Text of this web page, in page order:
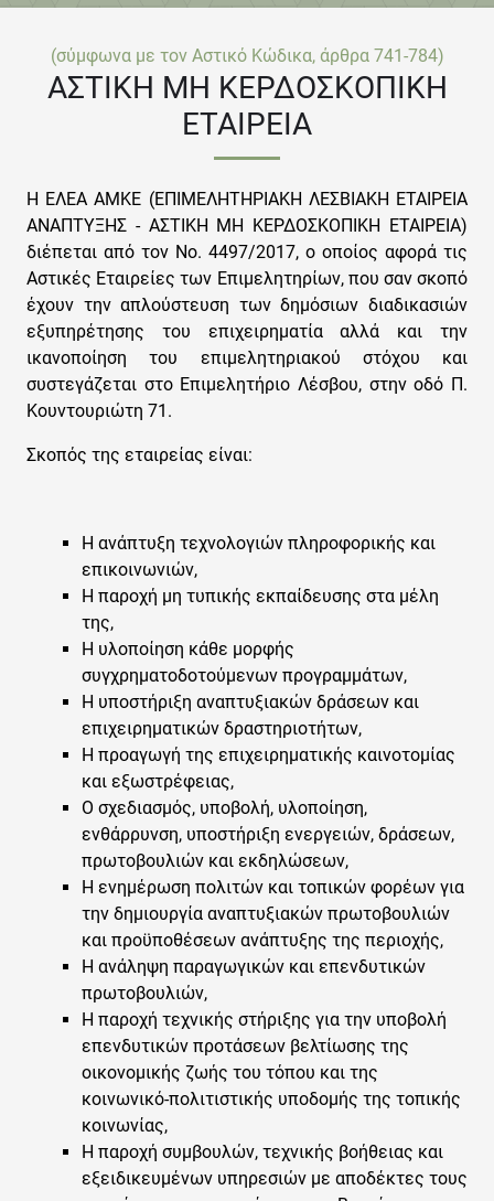
(σύμφωνα με τον Αστικό Κώδικα, άρθρα 741-784)
ΑΣΤΙΚΗ ΜΗ ΚΕΡΔΟΣΚΟΠΙΚΗ
ΕΤΑΙΡΕΙΑ
Η ΕΛΕΑ ΑΜΚΕ (ΕΠΙΜΕΛΗΤΗΡΙΑΚΗ ΛΕΣΒΙΑΚΗ ΕΤΑΙΡΕΙΑ
ΑΝΑΠΤΥΞΗΣ - ΑΣΤΙΚΗ ΜΗ ΚΕΡΔΟΣΚΟΠΙΚΗ ΕΤΑΙΡΕΙΑ)
διέπεται από τον Νο. 4497/2017, ο οποίος αφορά τις
Αστικές Εταιρείες των Επιμελητηρίων, που σαν σκοπό
έχουν την απλούστευση των δημόσιων διαδικασιών
εξυπηρέτησης του επιχειρηματία αλλά και την
ικανοποίηση του επιμελητηριακού στόχου και
συστεγάζεται στο Επιμελητήριο Λέσβου, στην οδό Π.
Κουντουριώτη 71.
Σκοπός της εταιρείας είναι:
Η ανάπτυξη τεχνολογιών πληροφορικής και
επικοινωνιών,
Η παροχή μη τυπικής εκπαίδευσης στα μέλη
της,
Η υλοποίηση κάθε μορφής
συγχρηματοδοτούμενων προγραμμάτων,
Η υποστήριξη αναπτυξιακών δράσεων και
επιχειρηματικών δραστηριοτήτων,
Η προαγωγή της επιχειρηματικής καινοτομίας
και εξωστρέφειας,
Ο σχεδιασμός, υποβολή, υλοποίηση,
ενθάρρυνση, υποστήριξη ενεργειών, δράσεων,
πρωτοβουλιών και εκδηλώσεων,
Η ενημέρωση πολιτών και τοπικών φορέων για
την δημιουργία αναπτυξιακών πρωτοβουλιών
και προϋποθέσεων ανάπτυξης της περιοχής,
Η ανάληψη παραγωγικών και επενδυτικών
πρωτοβουλιών,
Η παροχή τεχνικής στήριξης για την υποβολή
επενδυτικών προτάσεων βελτίωσης της
οικονομικής ζωής του τόπου και της
κοινωνικό-πολιτιστικής υποδομής της τοπικής
κοινωνίας,
Η παροχή συμβουλών, τεχνικής βοήθειας και
εξειδικευμένων υπηρεσιών με αποδέκτες τους